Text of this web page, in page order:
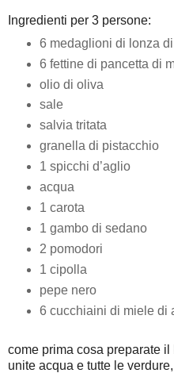
Ingredienti per 3 persone:
6 medaglioni di lonza
6 fettine di pancetta di
olio di oliva
sale
salvia tritata
granella di pistacchio
1 spicchi d’aglio
acqua
1 carota
1 gambo di sedano
2 pomodori
1 cipolla
pepe nero
6 cucchiaini di miele di
come prima cosa preparate
unite acqua e tutte le